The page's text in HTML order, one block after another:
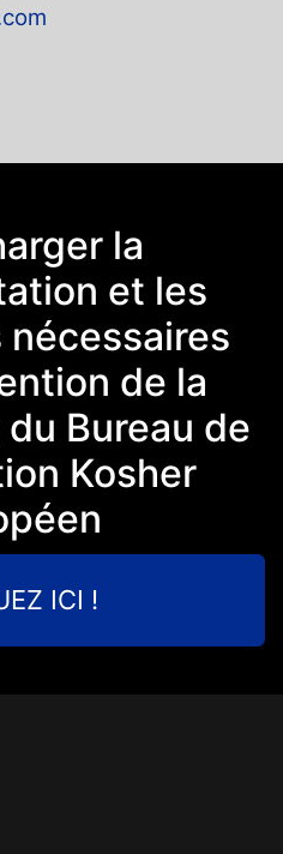
la
et les
de la
Bureau de
Kosher
ICI !